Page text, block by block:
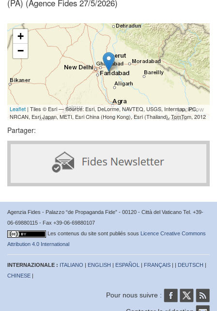
(PA) (Agence Fides 27/5/2026)
+
−
Leaflet | Tiles © Esri — Source: Esri, DeLorme, NAVTEQ, USGS, Intermap, iPC,
NRCAN, Esri Japan, METI, Esri China (Hong Kong), Esri (Thailand), TomTom, 2012
Partager:
Agenzia Fides - Palazzo “de Propaganda Fide” - 00120 - Città del Vaticano Tel. +39-
06-69880115 - Fax +39-06-69880107
Les contenus du site sont publiés sous Licence Creative Commons
Attribution 4.0 International
INTERNAZIONALE : ITALIANO | ENGLISH | ESPAÑOL | FRANÇAIS | | DEUTSCH |
CHINESE |
Pour nous suivre :